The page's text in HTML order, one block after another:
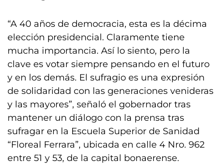
“A 40 años de democracia, esta es la décima
elección presidencial. Claramente tiene
mucha importancia. Así lo siento, pero la
clave es votar siempre pensando en el futuro
y en los demás. El sufragio es una expresión
de solidaridad con las generaciones venideras
y las mayores”, señaló el gobernador tras
mantener un diálogo con la prensa tras
sufragar en la Escuela Superior de Sanidad
“Floreal Ferrara”, ubicada en calle 4 Nro. 962
entre 51 y 53, de la capital bonaerense.